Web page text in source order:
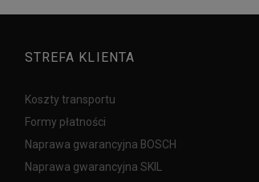
STREFA KLIENTA
Koszty transportu
Formy płatności
Naprawa gwarancyjna BOSCH
Naprawa gwarancyjna SKIL